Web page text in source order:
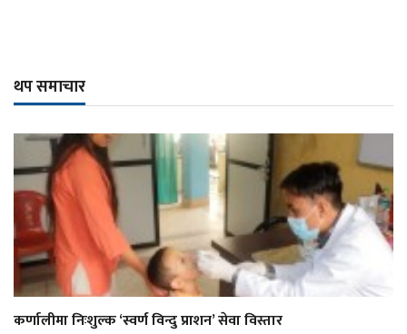
थप समाचार
कर्णालीमा निःशुल्क ‘स्वर्ण विन्दु प्राशन’ सेवा विस्तार